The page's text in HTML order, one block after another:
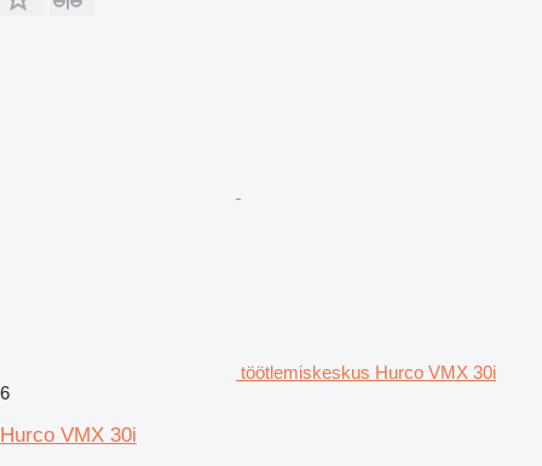
töötlemiskeskus Hurco VMX 30i
6
Hurco VMX 30i